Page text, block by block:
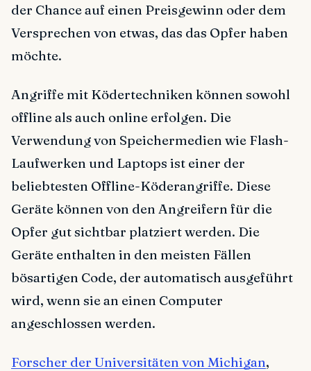
der Chance auf einen Preisgewinn oder dem
Versprechen von etwas, das das Opfer haben
möchte.
Angriffe mit Ködertechniken können sowohl
offline als auch online erfolgen. Die
Verwendung von Speichermedien wie Flash-
Laufwerken und Laptops ist einer der
beliebtesten Offline-Köderangriffe. Diese
Geräte können von den Angreifern für die
Opfer gut sichtbar platziert werden. Die
Geräte enthalten in den meisten Fällen
bösartigen Code, der automatisch ausgeführt
wird, wenn sie an einen Computer
angeschlossen werden.
Forscher der Universitäten von Michigan,